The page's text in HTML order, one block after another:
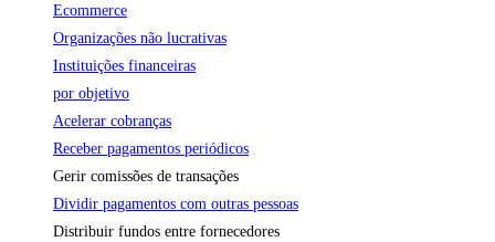
Ecommerce
Organizações não lucrativas
Instituições financeiras
por objetivo
Acelerar cobranças
Receber pagamentos periódicos
Gerir comissões de transações
Dividir pagamentos com outras pessoas
Distribuir fundos entre fornecedores